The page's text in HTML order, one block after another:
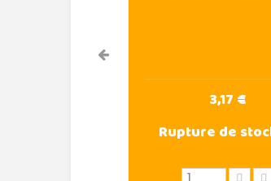
3,17 €
Rupture de